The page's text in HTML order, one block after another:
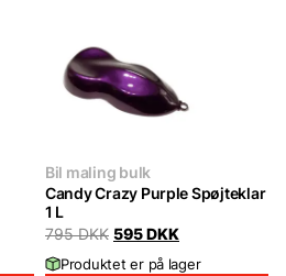
Bil maling bulk
Candy Crazy Purple Spøjteklar
1 L
795DKK Original
was:
595DKKCurrent
is:
Produktet er på lager